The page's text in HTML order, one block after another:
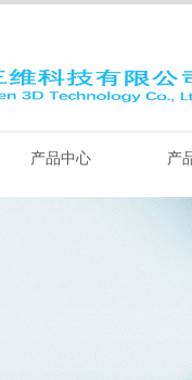
产品中心 产